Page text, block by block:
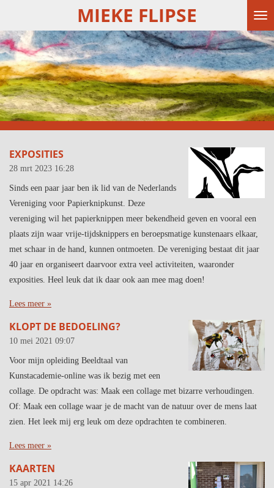
naar
de
hoofdinhoud
MIEKE FLIPSE
EXPOSITIES
28 mrt 2023 16:28
Sinds een paar jaar ben ik lid van de Nederlands
Vereniging voor Papierknipkunst. Deze
vereniging wil het papierknippen meer bekendheid geven en vooral een
plaats zijn waar vrije-tijdsknippers en beroepsmatige kunstenaars elkaar,
met schaar in de hand, kunnen ontmoeten. De vereniging bestaat dit jaar
40 jaar en organiseert daarvoor extra veel activiteiten, waaronder
exposities. Heel leuk dat ik daar ook aan mee mag doen!
Lees meer »
KLOPT DE BEDOELING?
10 mei 2021 09:07
Voor mijn opleiding Beeldtaal van
Kunstacademie-online was ik bezig met een
collage. De opdracht was: Maak een collage met bizarre verhoudingen.
Of: Maak een collage waar je de macht van de natuur over de mens laat
zien. Het leek mij erg leuk om deze opdrachten te combineren.
Lees meer »
KAARTEN
15 apr 2021 14:26